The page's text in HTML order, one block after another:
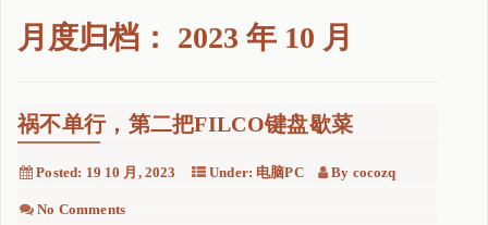
月度归档： 2023 年 10 月
祸不单行，第二把FILCO键盘歇菜
Posted: 19 10 月, 2023 Under: 电脑PC By cocozq
No Comments